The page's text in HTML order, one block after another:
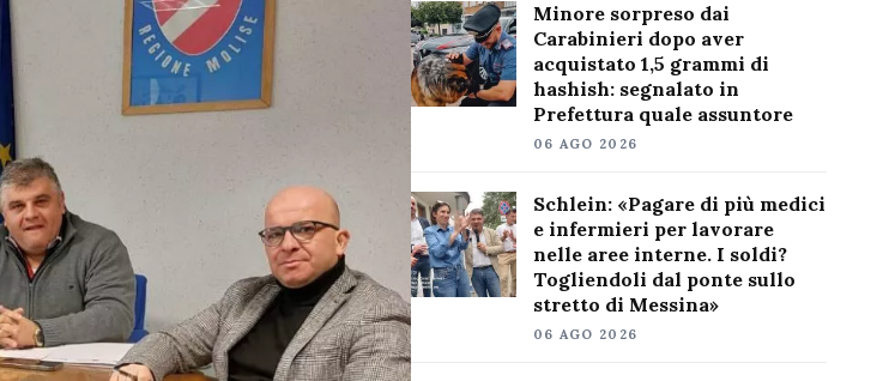
Minore sorpreso dai
Carabinieri dopo aver
acquistato 1,5 grammi di
hashish: segnalato in
Prefettura quale assuntore
06 AGO 2026
Schlein: «Pagare di più medici
e infermieri per lavorare
nelle aree interne. I soldi?
Togliendoli dal ponte sullo
stretto di Messina»
06 AGO 2026